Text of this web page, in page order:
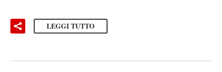
LEGGI TUTTO